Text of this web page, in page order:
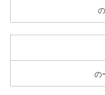
の